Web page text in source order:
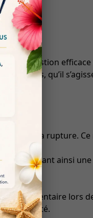
une gestion
qu’il
à la rupture.
assurant ainsi
lors
sécurité.